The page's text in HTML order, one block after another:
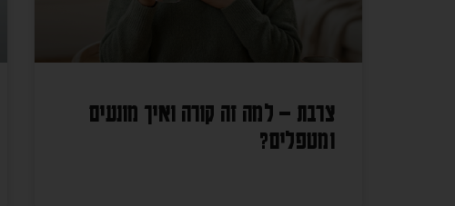
צרבת – למה זה קורה ואיך מונעים
ומטפלים?